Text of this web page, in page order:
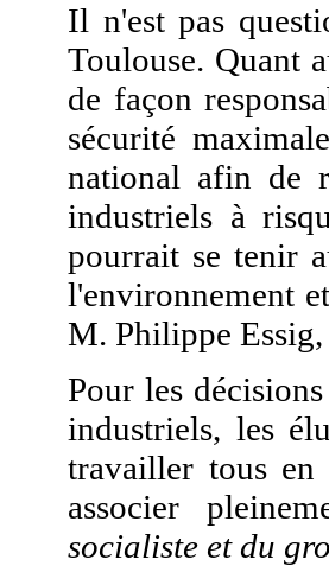
Il n'est pas
Toulouse. Quant
de façon
sécurité
national afin de
industriels à
pourrait se tenir
l'environnement
M. Philippe
Pour les
industriels, les
travailler tous en
associer
socialiste et du